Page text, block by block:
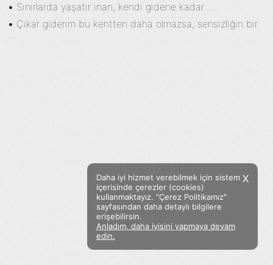
Facebook Twitter Instagram
Sözümoki © 2020 - V.8
• Sınırlarda yaşatır inan, kendi gidene kadar.....
• Çıkar giderim bu kentten daha olmazsa, sensizliğin bir
...
X
Daha iyi hizmet verebilmek için sistem
içerisinde çerezler (cookies)
kullanmaktayız. "Çerez Politikamız"
sayfasından daha detaylı bilgilere
erişebilirsin.
Anladım, daha iyisini yapmaya devam
edin.